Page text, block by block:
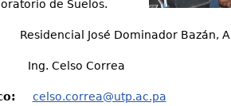
José Dominador Bazán,
Celso Correa
celso.correa@utp.ac.pa